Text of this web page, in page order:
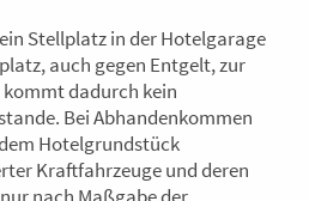
Stellplatz in der Hotelgarage
auch gegen Entgelt, zur
dadurch kein
Bei Abhandenkommen
Hotelgrundstück
Kraftfahrzeuge und deren